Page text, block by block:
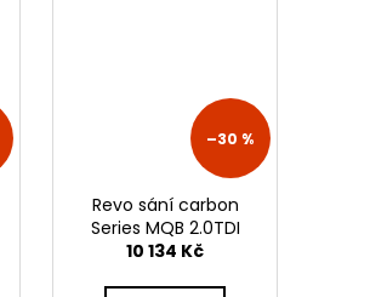
–30 %
Revo sání carbon
Series MQB 2.0TDI
10 134 Kč